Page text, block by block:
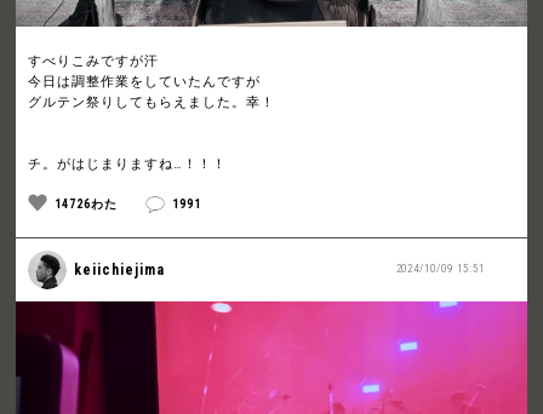
すべりこみですが汗
今日は調整作業をしていたんですが
グルテン祭りしてもらえました。幸！
チ。がはじまりますね…！！！
14726わた 1991
2024/10/09 15:51
keiichiejima